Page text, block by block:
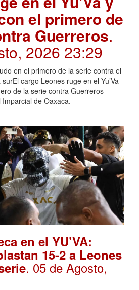
el primero de
Guerreros.
2026 23:29
en el primero de la serie contra el
cargo Leones ruge en el Yu’Va
de la serie contra Guerreros
de Oaxaca.
en el YU’VA:
15-2 a Leones
. 05 de Agosto,